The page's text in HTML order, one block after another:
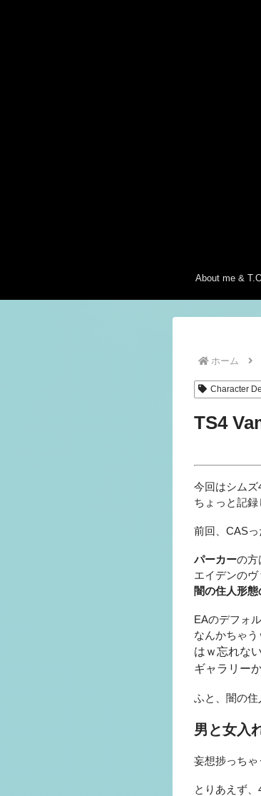
About me &
ホーム
Character
TS4
今回はシムズ
ちょっと記録
前回、CASっ
パーカーの方
エイデンの
闇の住人形
EAのデフォ
なんかちゃう
はｗ忘れな
ギャラリー
ふと、闇の住
男と女入
妄想捗っちゃ
とりあえず、